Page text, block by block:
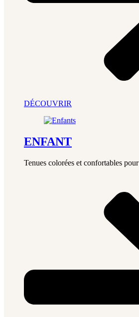
DÉCOUVRIR
ENFANT
Tenues colorées et confortables